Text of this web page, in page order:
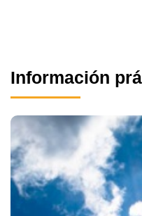
Información